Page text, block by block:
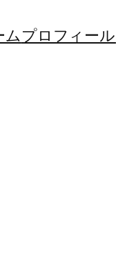
ムプロフィール